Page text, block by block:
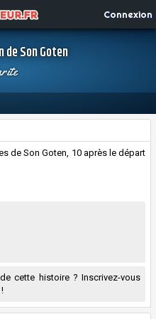
Connexion
Son Goten
de Son Goten, 10 après le départ
cette histoire ? Inscrivez-vous